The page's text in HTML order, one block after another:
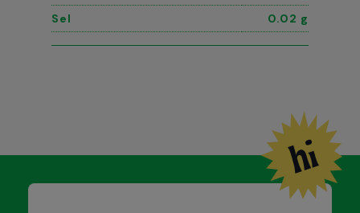
Sel
0.02 g